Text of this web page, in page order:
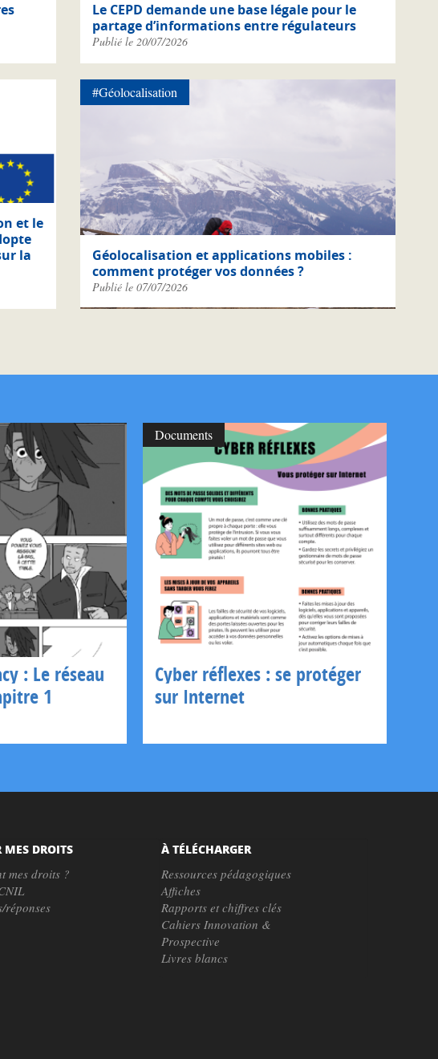
Le CEPD demande une base légale pour le
partage d’informations entre régulateurs
Publié le 20/07/2026
et le
la
Géolocalisation et applications mobiles :
comment protéger vos données ?
Publié le 07/07/2026
#Géolocalisation
: Le réseau
1
Documents
Cyber réflexes : se protéger
sur Internet
MES DROITS
mes droits ?
réponses
À TÉLÉCHARGER
Ressources pédagogiques
Affiches
Rapports et chiffres clés
Cahiers Innovation &
Prospective
Livres blancs